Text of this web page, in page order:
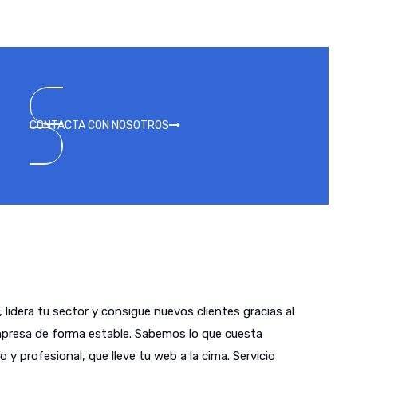
CONTACTA CON NOSOTROS
tu sector y consigue nuevos clientes gracias al
de forma estable. Sabemos lo que cuesta
profesional, que lleve tu web a la cima. Servicio